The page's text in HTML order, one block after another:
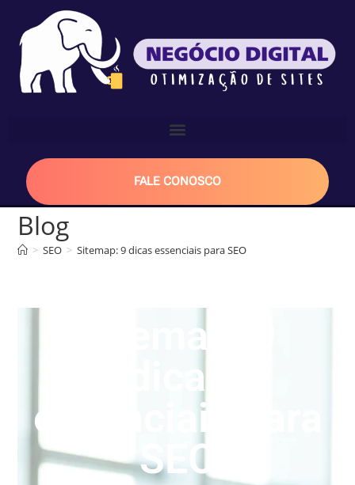
FALE CONOSCO
Blog
> SEO > Sitemap: 9 dicas essenciais para SEO
Sitemap: 9
dicas
essenciais para
SEO